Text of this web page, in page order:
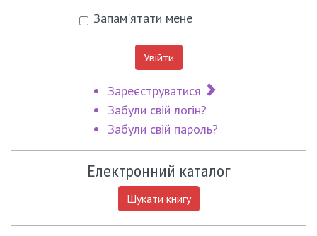
Запам'ятати мене
Увійти
Зареєструватися
Забули свій логін?
Забули свій пароль?
Електронний каталог
Шукати книгу